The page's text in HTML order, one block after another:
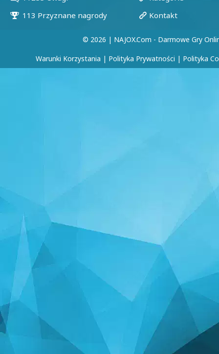
© 2026 | NAJOX.com - Darmowe Gry
Warunki Korzystania | Polityka Prywatności | Polityka